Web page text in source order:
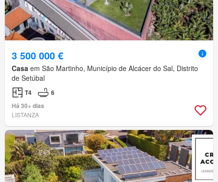
3 500 000 €
Casa em São Martinho, Município de Alcácer do Sal, Distrito
de Setúbal
T4
6
Há 30+ dias
LISTANZA